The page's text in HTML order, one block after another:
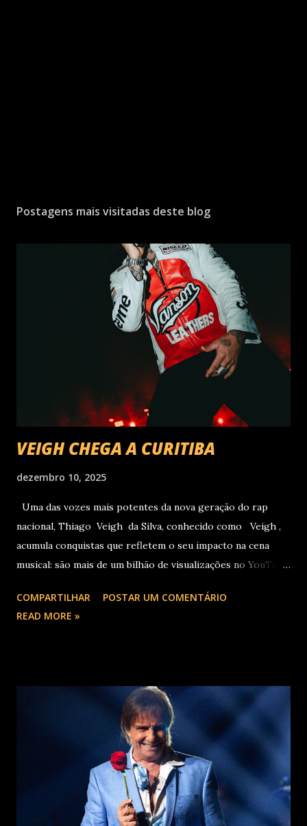
Postagens mais visitadas deste blog
VEIGH CHEGA A CURITIBA
dezembro 10, 2025
Uma das vozes mais potentes da nova geração do rap
nacional, Thiago Veigh da Silva, conhecido como Veigh ,
acumula conquistas que refletem o seu impacto na cena
musical: são mais de um bilhão de visualizações no YouTube,
10 milhões de seguidores nas redes sociais, além de figurar
entre os nomes da prestigiada lista Forbes Under 30 de
milhões de plays em menos de 24 horas após o
lançamento. Com uma estética mais madura, o álbum marca
um novo capítulo na carreira do artista e, agora, ganha os
palcos por meio da EVOM Tour, que fez sua estreia
recentemente em São Paulo. Com realização da 30e ,
Supernova Ent e Prime , a escala em Curitiba aco...
COMPARTILHAR
POSTAR UM COMENTÁRIO
READ MORE »